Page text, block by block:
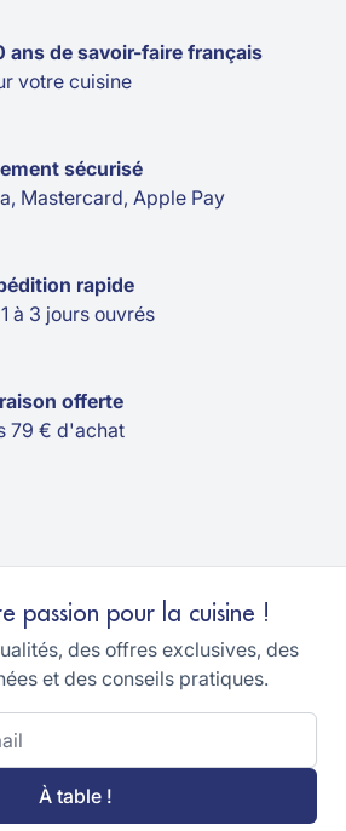
ans de savoir-faire français
votre cuisine
sécurisé
Mastercard, Apple Pay
rapide
à 3 jours ouvrés
offerte
79 € d'achat
passion pour la cuisine !
des offres exclusives, des
et des conseils pratiques.
À table !